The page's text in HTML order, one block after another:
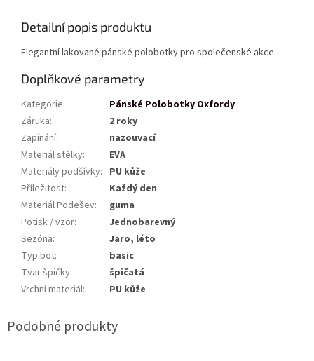
Detailní popis produktu
Elegantní lakované pánské polobotky pro společenské akce
Doplňkové parametry
Kategorie:
Pánské Polobotky Oxfordy
Záruka:
2 roky
Zapínání:
nazouvací
Materiál stélky:
EVA
Materiály podšívky: PU kůže
Příležitost:
Každý den
Materiál Podešev:
guma
Potisk / vzor:
Jednobarevný
Sezóna:
Jaro, léto
Typ bot:
basic
Tvar špičky:
špičatá
Vrchní materiál: PU kůže